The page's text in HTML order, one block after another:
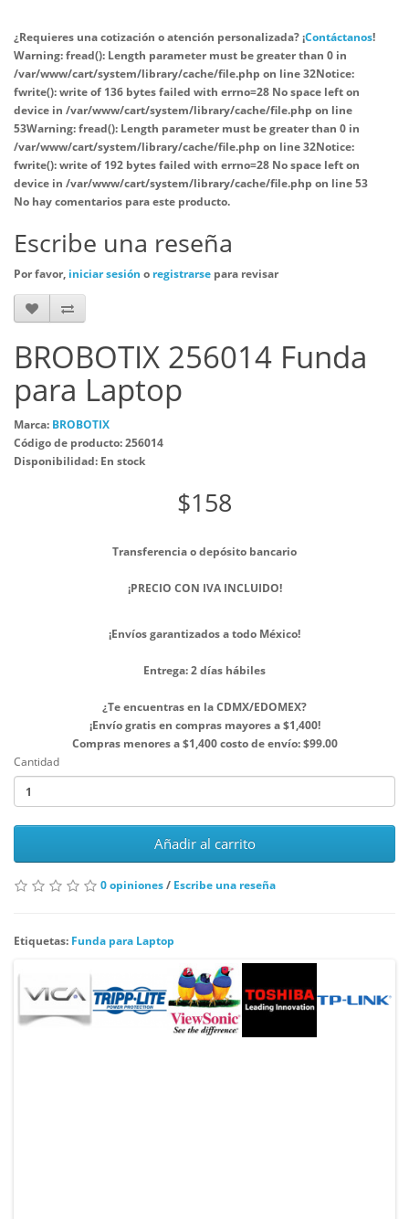
¿Requieres una cotización o atención personalizada? ¡Contáctanos!
Warning: fread(): Length parameter must be greater than 0 in
/var/www/cart/system/library/cache/file.php on line32Notice:
fwrite(): write of 136 bytes failed with errno=28 No space left on
device in /var/www/cart/system/library/cache/file.php on line
53Warning: fread(): Length parameter must be greater than 0 in
/var/www/cart/system/library/cache/file.php on line32Notice:
fwrite(): write of 192 bytes failed with errno=28 No space left on
device in /var/www/cart/system/library/cache/file.php on line53
No hay comentarios para este producto.
Escribe una reseña
Por favor, iniciar sesión o registrarse para revisar
BROBOTIX 256014 Funda
para Laptop
Marca: BROBOTIX
Código de producto: 256014
Disponibilidad: En stock
$158
Transferencia o depósito bancario
¡PRECIO CON IVA INCLUIDO!
¡Envíos garantizados a todo México!
Entrega: 2 días hábiles
¿Te encuentras en la CDMX/EDOMEX?
¡Envío gratis en compras mayores a $1,400!
Compras menores a $1,400 costo de envío: $99.00
Cantidad
Añadir al carrito
0 opiniones/ Escribe una reseña
Etiquetas: Funda para Laptop